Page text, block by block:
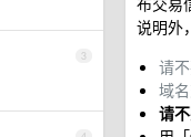
说明外
请
域
请
3